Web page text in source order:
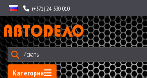
(+371) 24 330 010
Категории